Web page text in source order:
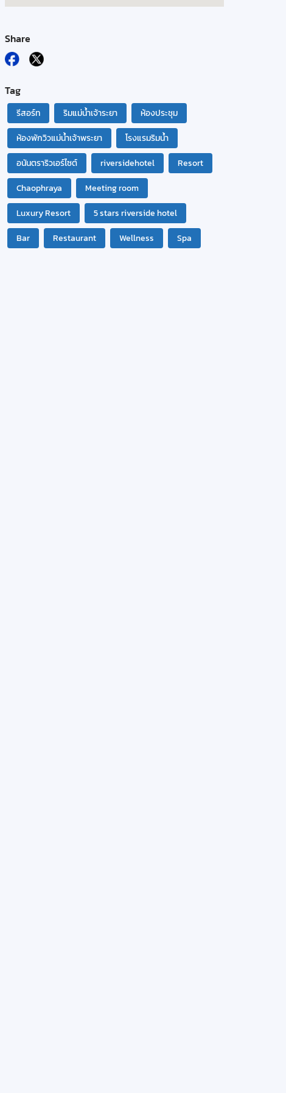
Share
Tag
รีสอร์ท ริมแม่น้ำเจ้าระยา
ห้องประชุม
ห้องพักวิวแม่น้ำเจ้าพระยา
โรงแรมริมน้ำ
อนันตราริวเอร์ไซต์
riversidehotel
Resort
Chaophraya
Meeting room
Luxury Resort
5 stars riverside hotel
Bar
Restaurant Wellness Spa